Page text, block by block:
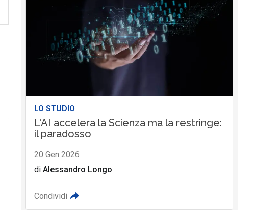
LO STUDIO
L'AI accelera la Scienza ma la restringe:
il paradosso
20 Gen 2026
di Alessandro Longo
Condividi